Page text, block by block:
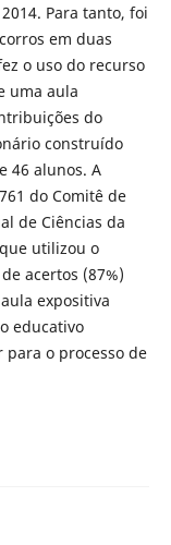
Para tanto, foi
em duas
o uso do recurso
uma aula
do
construído
46 alunos. A
do Comitê de
de Ciências da
utilizou o
acertos (87%)
expositiva
educativo
o processo de